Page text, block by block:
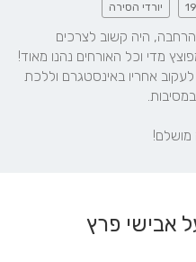
יורדי הסירה
אבישי פרץ